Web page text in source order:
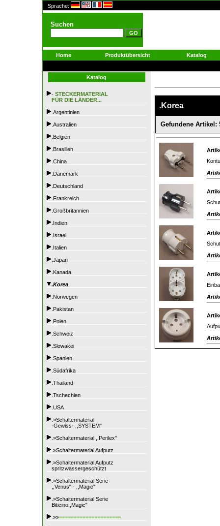
Sprache:
Suchen
Home Produktübersicht Katalog
Katalog
- STECKERMATERIAL
FÜR DIE LÄNDER...
.Argentinien
.Australien
.Belgien
.Brasilien
.China
.Dänemark
.Deutschland
.Frankreich
.Großbritannien
.Indien
.Israel
.Italien
.Japan
.Kanada
.Korea
.Norwegen
.Pakistan
.Polen
.Schweiz
.Slowakei
.Spanien
.Südafrika
.Thailand
.Tschechien
.USA
.»Schaltermaterial
-Gewiss- ,,SYSTEM"
.»Schaltermaterial ,,Perilex"
.»Schaltermaterial Aufputz
.»Schaltermaterial Aufputz
spritzwassergeschützt
.»Schaltermaterial Serie
,,Venus" - ,,Magic"
.»Schaltermaterial Serie
Biticino,,Magic"
.»»=====================
.Korea
Gefundene Artikel: